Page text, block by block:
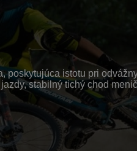
istotu pri
stabilný tichý chod